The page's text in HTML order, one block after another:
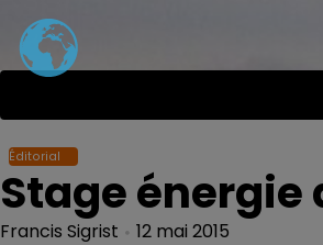
content
Éditorial
Stage énergie
Francis Sigrist 12 mai 2015